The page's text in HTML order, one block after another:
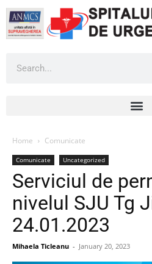
Home Comunicate
Comunicate Uncategorized
Serviciul de
nivelul SJU Tg
24.01.2023
Mihaela Ticleanu - January 20, 2023